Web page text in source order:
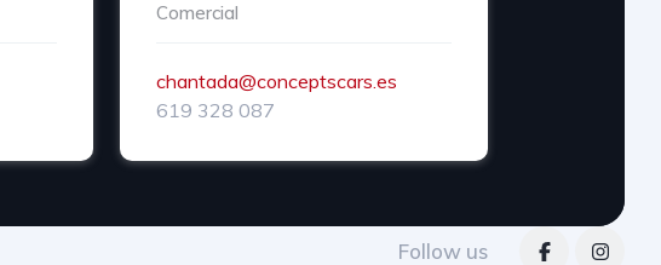
Comercial
chantada@conceptscars.es
619 328 087
Follow us